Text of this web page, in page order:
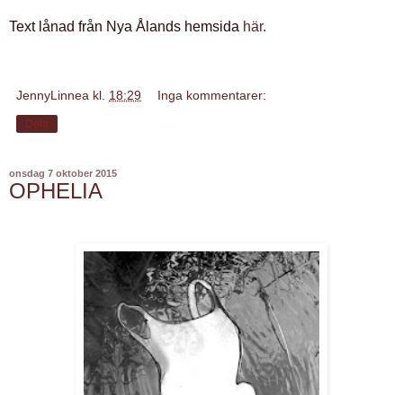
Text lånad från Nya Ålands hemsida här.
JennyLinnea kl. 18:29 Inga kommentarer:
Dela
onsdag 7 oktober 2015
OPHELIA